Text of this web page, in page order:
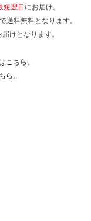
短翌日 にお届け。
送料無料となります。
けとなります。
こちら。
ら。